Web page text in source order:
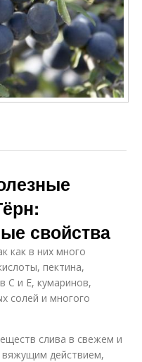
свойства
как в них много
пектина,
С и Е, кумаринов,
солей и многого
слива в свежем и
действием,